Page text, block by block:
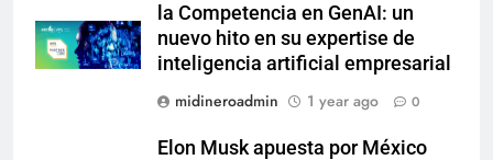
la Competencia en GenAI: un
nuevo hito en su expertise de
inteligencia artificial empresarial
midineroadmin
1 year ago 0
Elon Musk apuesta por México